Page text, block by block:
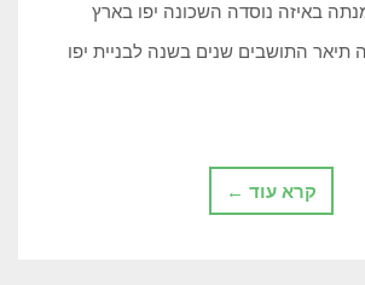
באיזה נוסדה השכונה יפו בארץ
תיאר התושבים שנים בשנה לבניית יפו
קרא עוד ←